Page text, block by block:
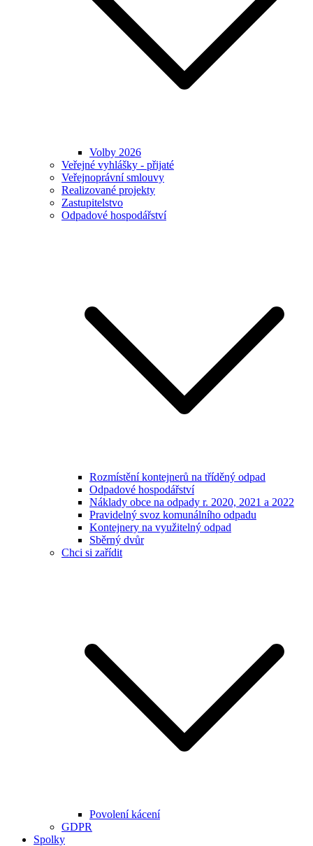
Volby 2026
Veřejné vyhlášky - přijaté
Veřejnoprávní smlouvy
Realizované projekty
Zastupitelstvo
Odpadové hospodářství
Rozmístění kontejnerů na tříděný odpad
Odpadové hospodářství
Náklady obce na odpady r. 2020, 2021 a 2022
Pravidelný svoz komunálního odpadu
Kontejnery na využitelný odpad
Sběrný dvůr
Chci si zařídit
Povolení kácení
GDPR
Spolky